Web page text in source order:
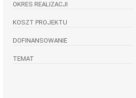
OKRES REALIZACJI
KOSZT PROJEKTU
DOFINANSOWANIE
TEMAT